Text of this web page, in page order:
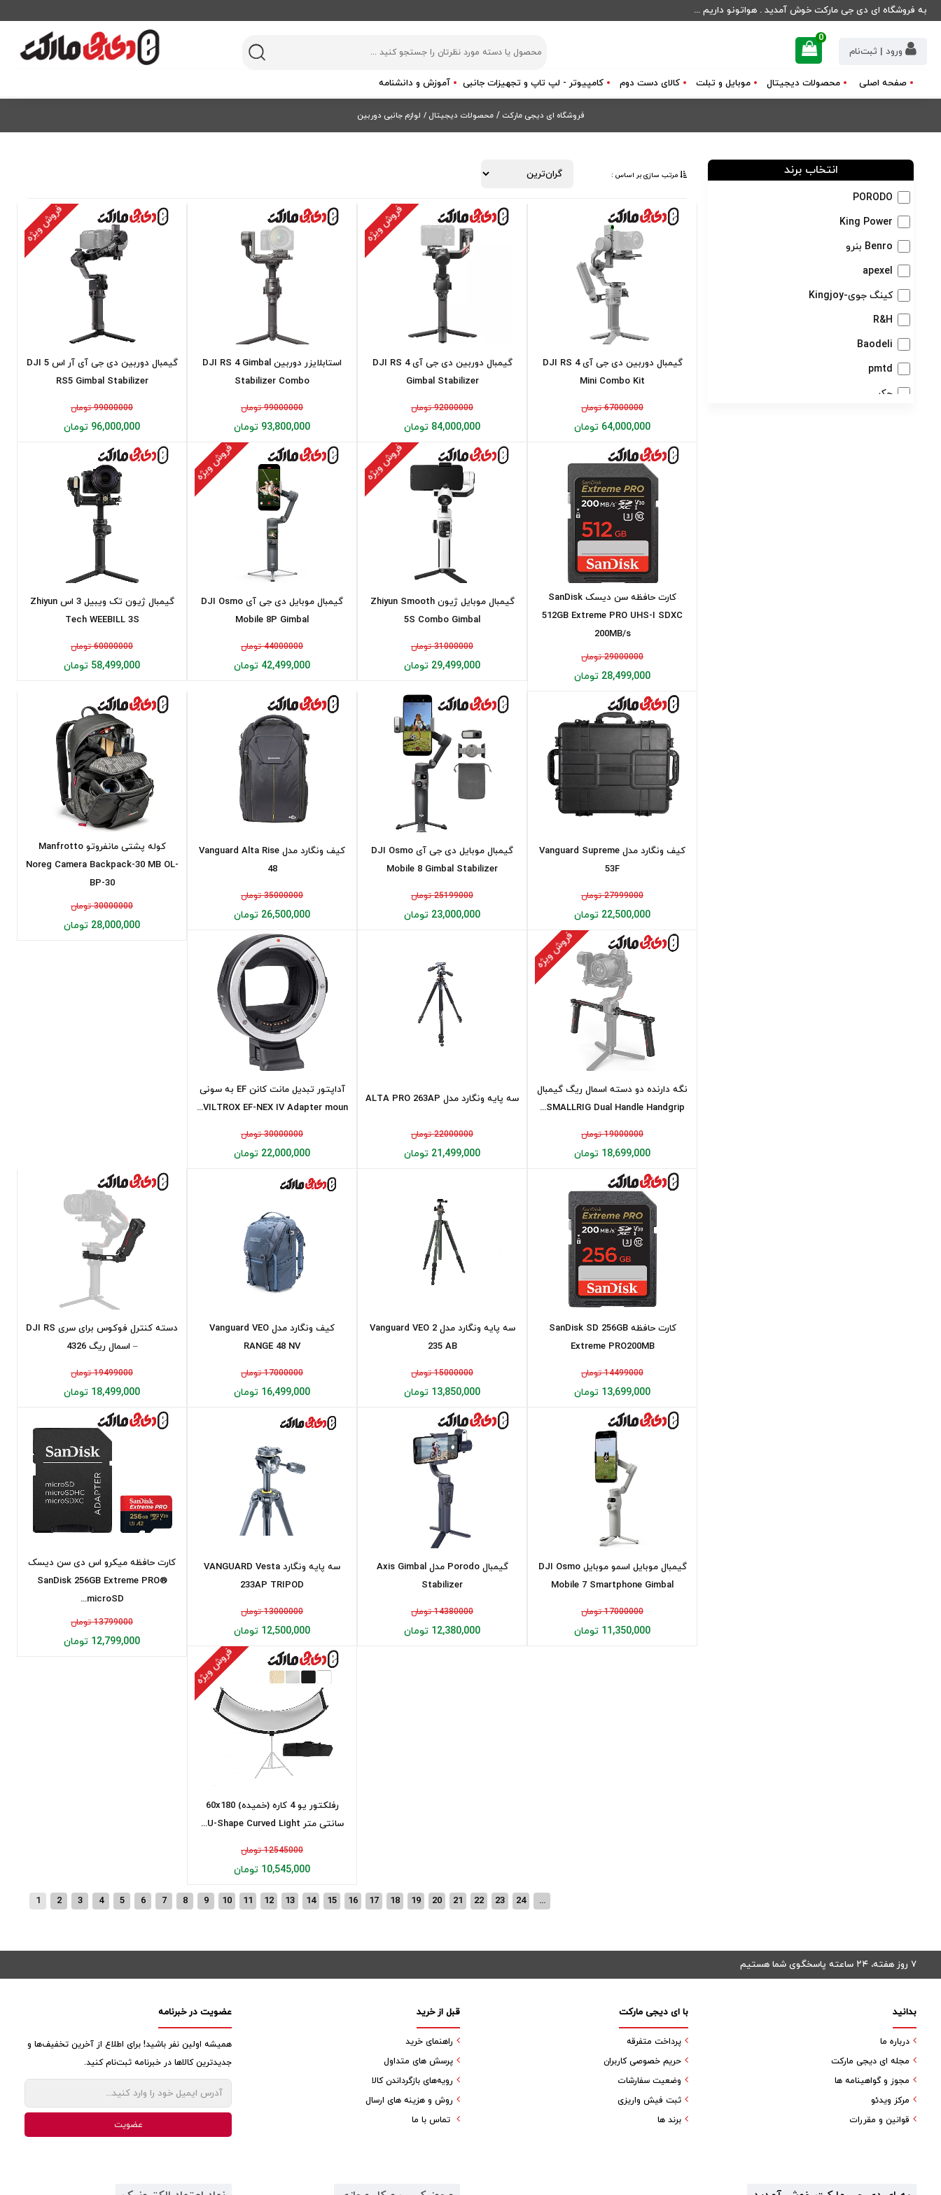
به فروشگاه ای دی جی مارکت خوش آمدید . هواتونو داریم ...
ورود | ثبت‌نام
0
صفحه اصلی محصولات دیجیتال موبایل و تبلت کالای دست دوم کامپیوتر - لپ تاپ و تجهیزات جانبی آموزش و دانشنامه
فروشگاه ای دیجی مارکت / محصولات دیجیتال / لوازم جانبی دوربین
انتخاب برند
PORODO
King Power
Benro بنرو
apexel
کینگ جوی-Kingjoy
R&H
Baodeli
pmtd
جکر
مرتب ‌سازی بر اساس :
فروش ویژه
گیمبال دوربین دی جی آی آر اس 5 DJI
RS5 Gimbal Stabilizer
99000000 تومان
96,000,000 تومان
استابلایزر دوربین DJI RS 4 Gimbal
Stabilizer Combo
99000000 تومان
93,800,000 تومان
فروش ویژه
گیمبال دوربین دی جی آی DJI RS 4
Gimbal Stabilizer
92000000 تومان
84,000,000 تومان
گيمبال دوربين دی جی آی DJI RS 4
Mini Combo Kit
67000000 تومان
64,000,000 تومان
گیمبال ژیون تک ویبیل 3 اس Zhiyun
Tech WEEBILL 3S
60000000 تومان
58,499,000 تومان
فروش ویژه
گیمبال موبایل دی جی آی DJI Osmo
Mobile 8P Gimbal
44000000 تومان
42,499,000 تومان
فروش ویژه
گیمبال موبایل ژیون Zhiyun Smooth
5S Combo Gimbal
31000000 تومان
29,499,000 تومان
کارت حافظه سن دیسک SanDisk
512GB Extreme PRO UHS-I SDXC
200MB/s
29000000 تومان
28,499,000 تومان
کوله پشتی مانفروتو Manfrotto
Noreg Camera Backpack-30 MB OL-
BP-30
30000000 تومان
28,000,000 تومان
کیف ونگارد مدل Vanguard Alta Rise
48
35000000 تومان
26,500,000 تومان
گیمبال موبایل دی جی آی DJI Osmo
Mobile 8 Gimbal Stabilizer
25199000 تومان
23,000,000 تومان
کیف ونگارد مدل Vanguard Supreme
53F
27999000 تومان
22,500,000 تومان
آداپتور تبدیل مانت کانن EF به سونی
VILTROX EF-NEX IV Adapter moun...
30000000 تومان
22,000,000 تومان
سه پایه ونگارد مدل ALTA PRO 263AP
22000000 تومان
21,499,000 تومان
فروش ویژه
نگه دارنده دو دسته اسمال ریگ گیمبال
SMALLRIG Dual Handle Handgrip...
19000000 تومان
18,699,000 تومان
دسته کنترل فوکوس برای سری DJI RS
– اسمال ریگ 4326
19499000 تومان
18,499,000 تومان
کیف ونگارد مدل Vanguard VEO
RANGE 48 NV
17000000 تومان
16,499,000 تومان
سه پایه ونگارد مدل Vanguard VEO 2
235 AB
15000000 تومان
13,850,000 تومان
کارت حافظه SanDisk SD 256GB
Extreme PRO200MB
14499000 تومان
13,699,000 تومان
کارت حافظه میکرو اس دی سن دیسک
SanDisk 256GB Extreme PRO®
microSD...
13799000 تومان
12,799,000 تومان
سه پايه ونگارد VANGUARD Vesta
233AP TRIPOD
13000000 تومان
12,500,000 تومان
گیمبال Porodo مدل Axis Gimbal
Stabilizer
14380000 تومان
12,380,000 تومان
گیمبال موبایل اسمو موبایل DJI Osmo
Mobile 7 Smartphone Gimbal
17000000 تومان
11,350,000 تومان
فروش ویژه
رفلکتور یو 4 کاره (خمیده) 60x180
سانتی متر U-Shape Curved Light...
12545000 تومان
10,545,000 تومان
1 2 3 4 5 6 7 8 9 10 11 12 13 14 15 16 17 18 19 20 21 22 23 24 ...
۷ روز هفته، ۲۴ ساعته پاسخگوی شما هستیم
عضویت در خبرنامه
همیشه اولین نفر باشید! برای اطلاع از آخرین تخفیف‌ها و
جدیدترین کالاها در خبرنامه ثبت‌نام کنید.
قبل از خرید
راهنمای خرید
پرسش های متداول
رویه‌های بازگرداندن کالا
روش و هزینه های ارسال
تماس با ما
با ای دیجی مارکت
پرداخت متفرقه
حریم خصوصی کاربران
وضعیت سفارشات
ثبت فیش واریزی
برند ها
بدانید
درباره ما
مجله ای دیجی مارکت
مجوز و گواهینامه ها
مرکز ویدئو
قوانین و مقررات